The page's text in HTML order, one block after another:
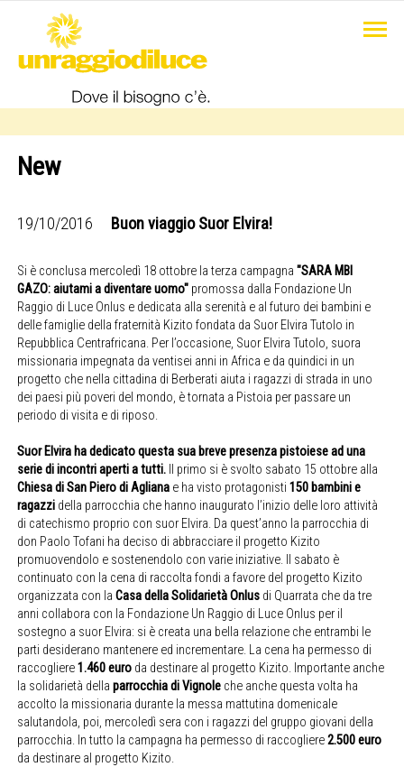
New
19/10/2016 Buon viaggio Suor Elvira!
Si è conclusa mercoledì 18 ottobre la terza campagna"SARA MBI
GAZO: aiutami a diventare uomo" promossa dalla Fondazione Un
Raggio di Luce Onlus e dedicata alla serenità e al futuro dei bambini e
delle famiglie della fraternità Kizito fondata da Suor Elvira Tutolo in
Repubblica Centrafricana. Per l’occasione, Suor Elvira Tutolo, suora
missionaria impegnata da ventisei anni in Africa e da quindici in un
progetto che nella cittadina di Berberati aiuta i ragazzi di strada in uno
dei paesi più poveri del mondo, è tornata a Pistoia per passare un
periodo di visita e di riposo.
Suor Elvira ha dedicato questa sua breve presenza pistoiese ad una
serie di incontri aperti a tutti.
Il primo si è svolto sabato 15 ottobre alla
Chiesa di San Piero di Agliana e ha visto protagonisti150 bambini e
ragazzi della parrocchia che hanno inaugurato l’inizio delle loro attività
di catechismo proprio con suor Elvira. Da quest’anno la parrocchia di
don Paolo Tofani ha deciso di abbracciare il progetto Kizito
promuovendolo e sostenendolo con varie iniziative. Il sabato è
continuato con la cena di raccolta fondi a favore del progetto Kizito
organizzata con laCasa della Solidarietà Onlus di Quarrata che da tre
anni collabora con la Fondazione Un Raggio di Luce Onlus per il
sostegno a suor Elvira: si è creata una bella relazione che entrambi le
parti desiderano mantenere ed incrementare. La cena ha permesso di
raccogliere1.460 euro da destinare al progetto Kizito. Importante anche
la solidarietà dellaparrocchia di Vignole che anche questa volta ha
accolto la missionaria durante la messa mattutina domenicale
salutandola, poi, mercoledì sera con i ragazzi del gruppo giovani della
parrocchia. In tutto la campagna ha permesso di raccogliere2.500 euro
da destinare al progetto Kizito.